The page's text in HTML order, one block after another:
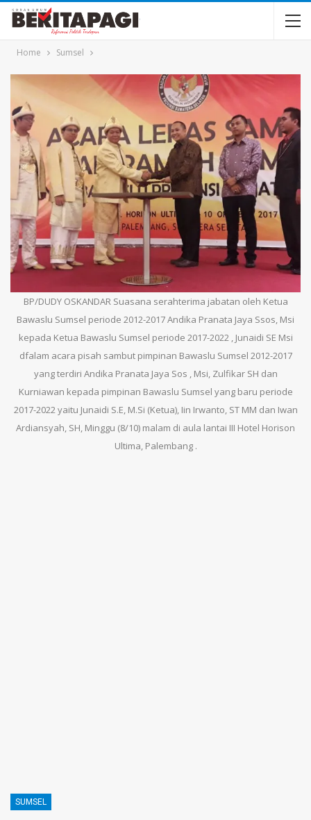
Home Sumsel
BP/DUDY OSKANDAR Suasana serahterima jabatan oleh Ketua
Bawaslu Sumsel periode 2012-2017 Andika Pranata Jaya Ssos, Msi
kepada Ketua Bawaslu Sumsel periode 2017-2022 , Junaidi SE Msi
dfalam acara pisah sambut pimpinan Bawaslu Sumsel 2012-2017
yang terdiri Andika Pranata Jaya Sos , Msi, Zulfikar SH dan
Kurniawan kepada pimpinan Bawaslu Sumsel yang baru periode
2017-2022 yaitu Junaidi S.E, M.Si (Ketua), Iin Irwanto, ST MM dan Iwan
Ardiansyah, SH, Minggu (8/10) malam di aula lantai III Hotel Horison
Ultima, Palembang .
SUMSEL